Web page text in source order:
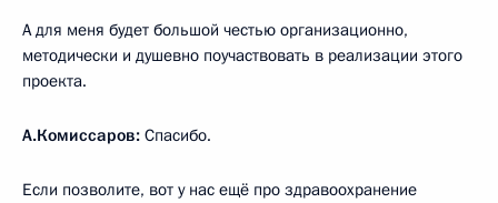
А для меня будет большой честью организационно,
методически и душевно поучаствовать в реализации этого
проекта.
А.Комиссаров: Спасибо.
Если позволите, вот у нас ещё про здравоохранение